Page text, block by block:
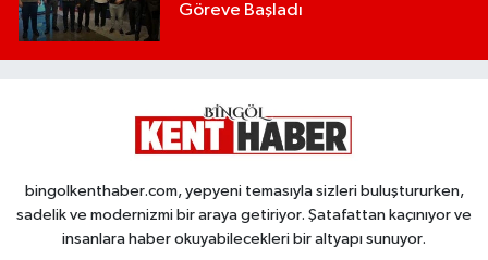
Göreve Başladı
bingolkenthaber.com, yepyeni temasıyla sizleri buluştururken,
sadelik ve modernizmi bir araya getiriyor. Şatafattan kaçınıyor ve
insanlara haber okuyabilecekleri bir altyapı sunuyor.